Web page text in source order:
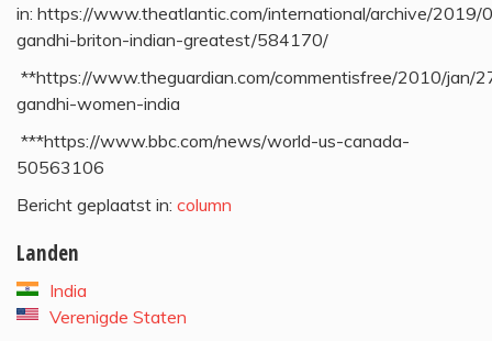
in: https://www.theatlantic.com/international/archive/2019/
gandhi-briton-indian-greatest/584170/
**https://www.theguardian.com/commentisfree/2010/jan/
gandhi-women-india
***https://www.bbc.com/news/world-us-canada-
50563106
Bericht geplaatst in: column
Landen
India
Verenigde Staten